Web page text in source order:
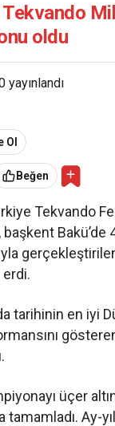
oldu
yayınlandı
Ol
Beğen
Tekvando
başkent
tarihinin en iyi
üçer
Ay-